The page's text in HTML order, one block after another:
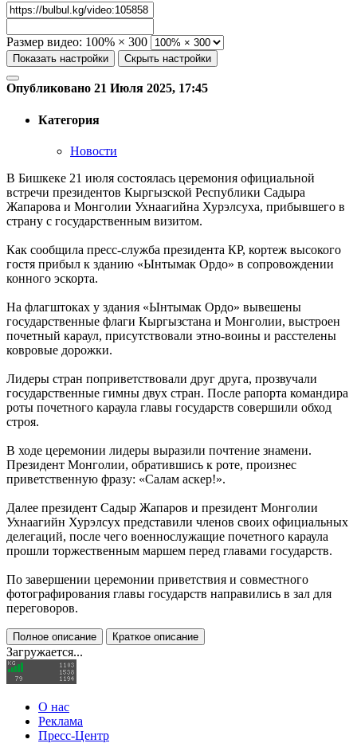
Размер видео: 100% × 300
Показать настройки Скрыть настройки
Опубликовано 21 Июля 2025, 17:45
Категория
Новости
В Бишкеке 21 июля состоялась церемония официальной
встречи президентов Кыргызской Республики Садыра
Жапарова и Монголии Ухнаагийна Хурэлсуха, прибывшего в
страну с государственным визитом.
Как сообщила пресс-служба президента КР, кортеж высокого
гостя прибыл к зданию «Ынтымак Ордо» в сопровождении
конного эскорта.
На флагштоках у здания «Ынтымак Ордо» вывешены
государственные флаги Кыргызстана и Монголии, выстроен
почетный караул, присутствовали этно-воины и расстелены
ковровые дорожки.
Лидеры стран поприветствовали друг друга, прозвучали
государственные гимны двух стран. После рапорта командира
роты почетного караула главы государств совершили обход
строя.
В ходе церемонии лидеры выразили почтение знамени.
Президент Монголии, обратившись к роте, произнес
приветственную фразу: «Салам аскер!».
Далее президент Садыр Жапаров и президент Монголии
Ухнаагийн Хурэлсух представили членов своих официальных
делегаций, после чего военнослужащие почетного караула
прошли торжественным маршем перед главами государств.
По завершении церемонии приветствия и совместного
фотографирования главы государств направились в зал для
переговоров.
Полное описание Краткое описание
Загружается...
О нас
Реклама
Пресс-Центр